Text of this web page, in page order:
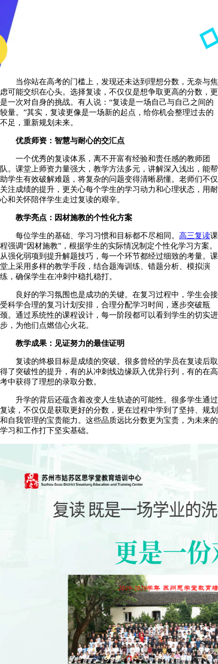
当你站在高考的门槛上，发现还未达到理想分数，无奈与焦
虑可能交织在心头。选择复读，不仅仅是想争取更高的分数，更
是一次对自身的挑战。有人说：“复读是一场自己与自己之间的
较量。”其实，复读更像是一场新的起点，给你机会整理过去的
不足，重新规划未来。
优质师资：智慧与耐心的交汇点
一个优秀的复读体系，离不开富有经验和责任感的教师团
队。课堂上师资力量强大，教学方法多元，讲解深入浅出，能帮
助学生有效破解难题，将复杂的问题变得清晰易懂。老师们不仅
关注成绩的提升，更关心每个学生的学习动力和心理状态，用耐
心和关怀陪伴学生走过复读的艰辛。
教学亮点：因材施教的个性化方案
每位学生的基础、学习习惯和目标都不尽相同。 高三复读课
程强调“因材施教”，根据学生的实际情况制定个性化学习方案。
从强化弱项到提升解题技巧，每一个环节都经过细致的考量。课
堂上采用多样的教学手段，结合题海训练、错题分析、模拟演
练，确保学生在冲刺中稳扎稳打。
良好的学习氛围也是成功的关键。在复习过程中，学生会接
受科学合理的复习计划安排，合理分配学习时间，逐步突破瓶
颈。通过系统性的课程设计，每一阶段都可以看到学生的切实进
步，为他们点燃信心火花。
教学成果：见证努力的最佳证明
复读的终极目标是成绩的突破。很多曾经的学员在复读后取
得了突破性的提升，有的从冲刺线边缘跃入优异行列，有的在高
考中获得了理想的录取分数。
升学的背后还蕴含着改变人生轨迹的可能性。很多学生通过
复读，不仅仅是获取更好的分数，更在过程中学到了坚持、规划
和自我管理的宝贵能力。这些品质远比分数更为宝贵，为未来的
学习和工作打下坚实基础。